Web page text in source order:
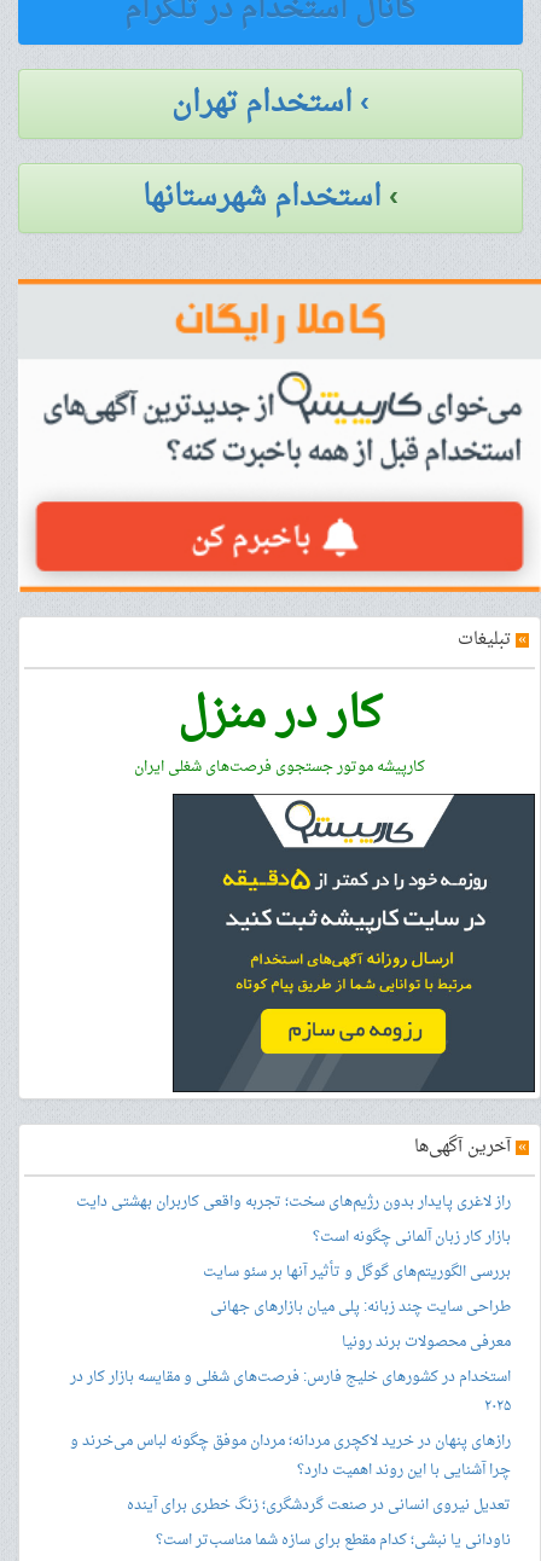
› استخدام تهران
›استخدام شهرستانها
» تبلیغات
کار در منزل
کارپیشه موتور جستجوی فرصت‌های شغلی ایران
»آخرین آگهی‌ها
راز لاغری پایدار بدون رژیم‌های سخت؛ تجربه واقعی کاربران بهشتی دایت
بازار کار زبان آلمانی چگونه است؟
بررسی الگوریتم‌های گوگل و تأثیر آنها بر سئو سایت
طراحی سایت چند زبانه: پلی میان بازارهای جهانی
معرفی محصولات برند رونیا
استخدام در کشورهای خلیج فارس: فرصت‌های شغلی و مقایسه بازار کار در
۲۰۲۵
رازهای پنهان در خرید لاکچری مردانه؛ مردان موفق چگونه لباس می‌خرند و
چرا آشنایی با این روند اهمیت دارد؟
تعدیل نیروی انسانی در صنعت گردشگری؛ زنگ خطری برای آینده
ناودانی یا نبشی؛ کدام مقطع برای سازه شما مناسب‌تر است؟